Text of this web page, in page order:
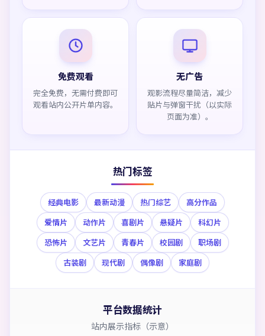
免费观看
完全免费，无需付费即可
观看站内公开片单内容。
无广告
观影流程尽量简洁，减少
贴片与弹窗干扰（以实际
页面为准）。
热门标签
经典电影 最新动漫 热门综艺
高分作品
爱情片
动作片 喜剧片 悬疑片
科幻片
恐怖片
文艺片 青春片 校园剧
职场剧
古装剧
现代剧 偶像剧 家庭剧
平台数据统计
站内展示指标（示意）